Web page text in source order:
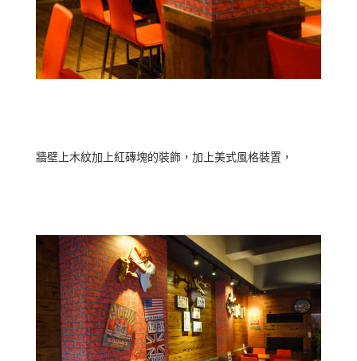
牆壁上木紋加上紅磚塊的裝飾，加上美式風格裝置，